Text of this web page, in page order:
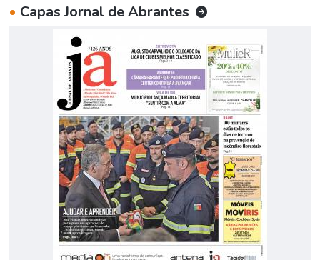
• Capas Jornal de Abrantes